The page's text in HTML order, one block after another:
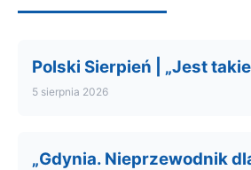
Polski Sierpień | „Jest
5 sierpnia 2026
„Gdynia. Nieprzewodnik